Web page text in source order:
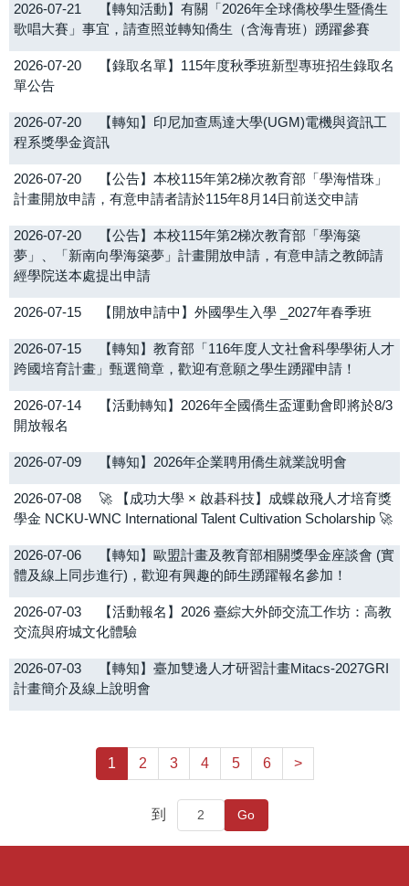
2026-07-21
【轉知活動】有關「2026年全球僑校學生暨僑生
歌唱大賽」事宜，請查照並轉知僑生（含海青班）踴躍參賽
2026-07-20
【錄取名單】115年度秋季班新型專班招生錄取名
單公告
2026-07-20
【轉知】印尼加查馬達大學(UGM)電機與資訊工
程系獎學金資訊
2026-07-20
【公告】本校115年第2梯次教育部「學海惜珠」
計畫開放申請，有意申請者請於115年8月14日前送交申請
2026-07-20
【公告】本校115年第2梯次教育部「學海築
夢」、「新南向學海築夢」計畫開放申請，有意申請之教師請
經學院送本處提出申請
2026-07-15 【開放申請中】外國學生入學 _2027年春季班
2026-07-15
【轉知】教育部「116年度人文社會科學學術人才
跨國培育計畫」甄選簡章，歡迎有意願之學生踴躍申請！
2026-07-14
【活動轉知】2026年全國僑生盃運動會即將於8/3
開放報名
2026-07-09 【轉知】2026年企業聘用僑生就業說明會
2026-07-08
🚀 【成功大學 × 啟碁科技】成蝶啟飛人才培育獎
學金 NCKU-WNC International Talent Cultivation Scholarship 🚀
2026-07-06
【轉知】歐盟計畫及教育部相關獎學金座談會 (實
體及線上同步進行)，歡迎有興趣的師生踴躍報名參加！
2026-07-03
【活動報名】2026 臺綜大外師交流工作坊：高教
交流與府城文化體驗
2026-07-03
【轉知】臺加雙邊人才研習計畫Mitacs-2027GRI
計畫簡介及線上說明會
1 2 3 4 5 6 >
到 Go